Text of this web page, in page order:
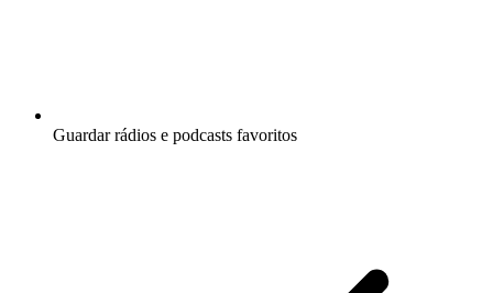
Guardar rádios e podcasts favoritos